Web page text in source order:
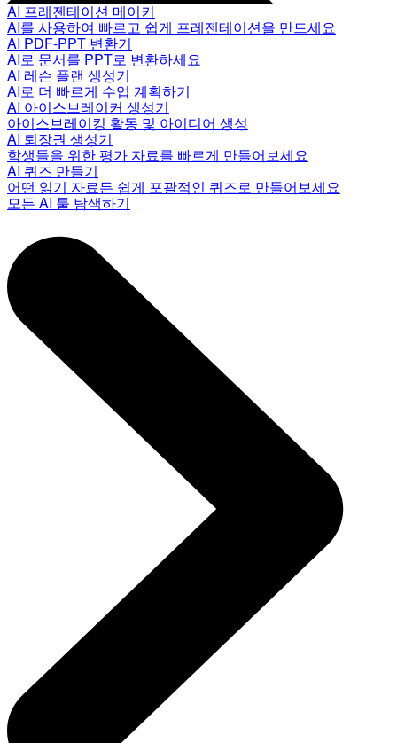
AI 프레젠테이션 메이커
AI를 사용하여 빠르고 쉽게 프레젠테이션을 만드세요
AI PDF-PPT 변환기
AI로 문서를 PPT로 변환하세요
AI 레슨 플랜 생성기
AI로 더 빠르게 수업 계획하기
AI 아이스브레이커 생성기
아이스브레이킹 활동 및 아이디어 생성
AI 퇴장권 생성기
학생들을 위한 평가 자료를 빠르게 만들어보세요
AI 퀴즈 만들기
어떤 읽기 자료든 쉽게 포괄적인 퀴즈로 만들어보세요
모든 AI 툴 탐색하기